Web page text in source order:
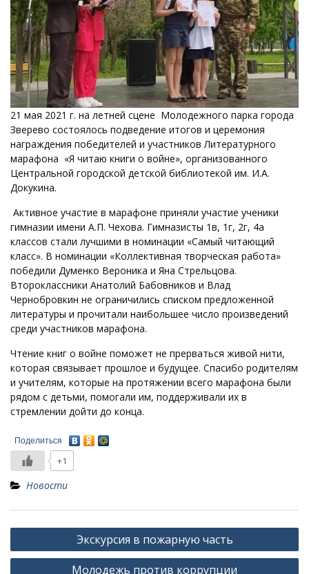
21 мая 2021 г. на летней сцене Молодежного парка города
Зверево состоялось подведение итогов и церемония
награждения победителей и участников Литературного
марафона «Я читаю книги о войне», организованного
Центральной городской детской библиотекой им. И.А.
Докукина.
Активное участие в марафоне приняли участие ученики
гимназии имени А.П. Чехова. Гимназисты 1в, 1г, 2г, 4а
классов стали лучшими в номинации «Самый читающий
класс». В номинации «Коллективная творческая работа»
победили Думенко Вероника и Яна Стрельцова.
Второклассники Анатолий Бабовников и Влад
Чернобровкин не ограничились списком предложенной
литературы и прочитали наибольшее число произведений
среди участников марафона.
Чтение книг о войне поможет не прерваться живой нити,
которая связывает прошлое и будущее. Спасибо родителям
и учителям, которые на протяжении всего марафона были
рядом с детьми, помогали им, поддерживали их в
стремлении дойти до конца.
Поделиться
+1
Новости
Навигация
по
Экскурсия в пожарную часть
Молодежь против коррупции